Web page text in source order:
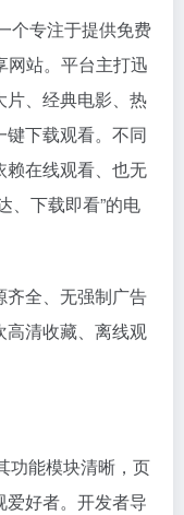
个专注于提供免费
网站。平台主打迅
片、经典电影、热
下载观看。不同
赖在线观看、也无
、下载即看”的电
齐全、无强制广告
高清收藏、离线观
功能模块清晰，页
好者。开发者导